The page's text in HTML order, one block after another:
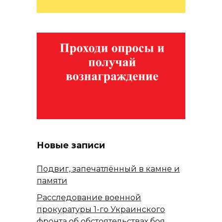
Новые записи
Подвиг, запечатлённый в камне и
памяти
Расследование военной
прокуратуры 1-го Украинского